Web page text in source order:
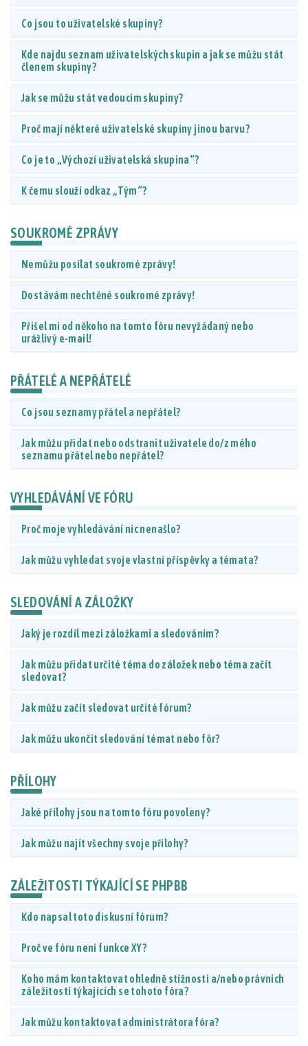
Co jsou to uživatelské skupiny?
Kde najdu seznam uživatelských skupin a jak se můžu stát
členem skupiny?
Jak se můžu stát vedoucím skupiny?
Proč mají některé uživatelské skupiny jinou barvu?
Co je to „Výchozí uživatelská skupina“?
K čemu slouží odkaz „Tým“?
SOUKROMÉ ZPRÁVY
Nemůžu posílat soukromé zprávy!
Dostávám nechtěné soukromé zprávy!
Přišel mi od někoho na tomto fóru nevyžádaný nebo
urážlivý e-mail!
PŘÁTELÉ A NEPŘÁTELÉ
Co jsou seznamy přátel a nepřátel?
Jak můžu přidat nebo odstranit uživatele do/z mého
seznamu přátel nebo nepřátel?
VYHLEDÁVÁNÍ VE FÓRU
Proč moje vyhledávání nic nenašlo?
Jak můžu vyhledat svoje vlastní příspěvky a témata?
SLEDOVÁNÍ A ZÁLOŽKY
Jaký je rozdíl mezi záložkami a sledováním?
Jak můžu přidat určité téma do záložek nebo téma začít
sledovat?
Jak můžu začít sledovat určité fórum?
Jak můžu ukončit sledování témat nebo fór?
PŘÍLOHY
Jaké přílohy jsou na tomto fóru povoleny?
Jak můžu najít všechny svoje přílohy?
ZÁLEŽITOSTI TÝKAJÍCÍ SE PHPBB
Kdo napsal toto diskusní fórum?
Proč ve fóru není funkce XY?
Koho mám kontaktovat ohledně stížnosti a/nebo právních
záležitostí týkajících se tohoto fóra?
Jak můžu kontaktovat administrátora fóra?